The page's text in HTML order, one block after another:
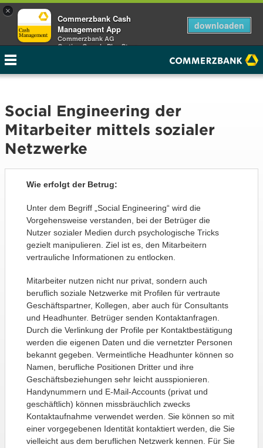
×
Commerzbank Cash
Management App
Commerzbank AG
Gratis - Google Play Store
downloaden
Social Engineering der
Mitarbeiter mittels sozialer
Netzwerke
Wie erfolgt der Betrug:
Unter dem Begriff „Social Engineering“ wird die
Vorgehensweise verstanden, bei der Betrüger die
Nutzer sozialer Medien durch psychologische Tricks
gezielt manipulieren. Ziel ist es, den Mitarbeitern
vertrauliche Informationen zu entlocken.
Mitarbeiter nutzen nicht nur privat, sondern auch
beruflich soziale Netzwerke mit Profilen für vertraute
Geschäftspartner, Kollegen, aber auch für Consultants
und Headhunter. Betrüger senden Kontaktanfragen.
Durch die Verlinkung der Profile per Kontaktbestätigung
werden die eigenen Daten und die vernetzter Personen
bekannt gegeben. Vermeintliche Headhunter können so
Namen, berufliche Positionen Dritter und ihre
Geschäftsbeziehungen sehr leicht ausspionieren.
Handynummern und E-Mail-Accounts (privat und
geschäftlich) können missbräuchlich zwecks
Kontaktaufnahme verwendet werden. Sie können so mit
einer vorgegebenen Identität kontaktiert werden, die Sie
vielleicht aus dem beruflichen Netzwerk kennen. Für Sie